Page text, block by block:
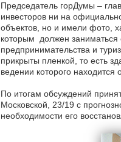
Председатель горДумы –
инвесторов ни на
объектов, но и имели фото,
которым должен заниматься
предпринимательства и
прикрыты пленкой, то есть
ведении которого находится
По итогам обсуждений
Московской, 23/19 с
необходимости его